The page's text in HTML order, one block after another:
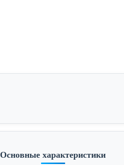
Основные характеристики